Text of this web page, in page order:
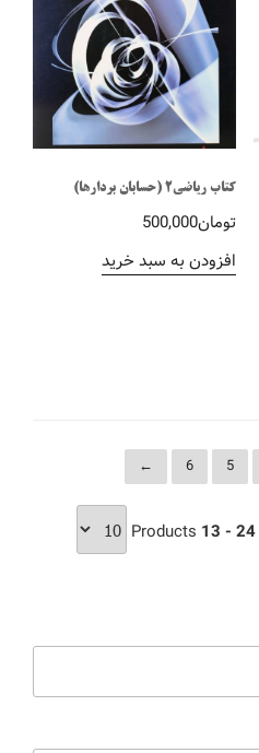
کتاب ریاضی2 (حسابان بردارها)
تومان500,000
افزودن به سبد خرید
5
6
←
Products 13 - 24